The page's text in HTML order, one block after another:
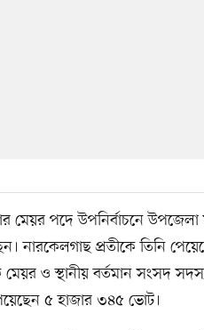
মেয়র পদে উপনির্বাচনে
নারকেলগাছ প্রতীকে তিনি
মেয়র ও স্থানীয় বর্তমান সংসদ
৫ হাজার ৩৪৫ ভোট।